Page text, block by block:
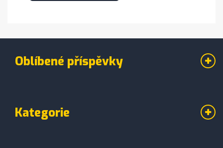
Oblíbené příspěvky
Kategorie